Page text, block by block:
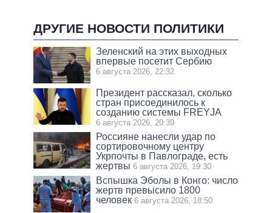
ДРУГИЕ НОВОСТИ ПОЛИТИКИ
Зеленский на этих выходных
впервые посетит Сербию
6 августа 2026, 22:32
Президент рассказал, сколько
стран присоединилось к
созданию системы FREYJA
6 августа 2026, 20:39
Россияне нанесли удар по
сортировочному центру
Укрпочты в Павлограде, есть
жертвы 6 августа 2026, 19:30
Вспышка Эболы в Конго: число
жертв превысило 1800
человек 6 августа 2026, 18:50